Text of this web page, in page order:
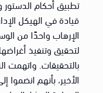
تطبيق أحكام الدستور
قيادة في الهيكل
الإرهاب واحدًا من
لتحقيق وتنفيذ
بالتحقيقات. واتهمت
الأخير، بأنهم انضموا